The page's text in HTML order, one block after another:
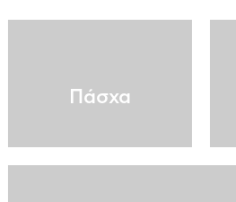
Πάσχα